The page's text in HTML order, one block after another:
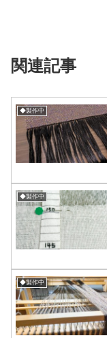
関連記事
◆製作中
◆製作中
◆製作中